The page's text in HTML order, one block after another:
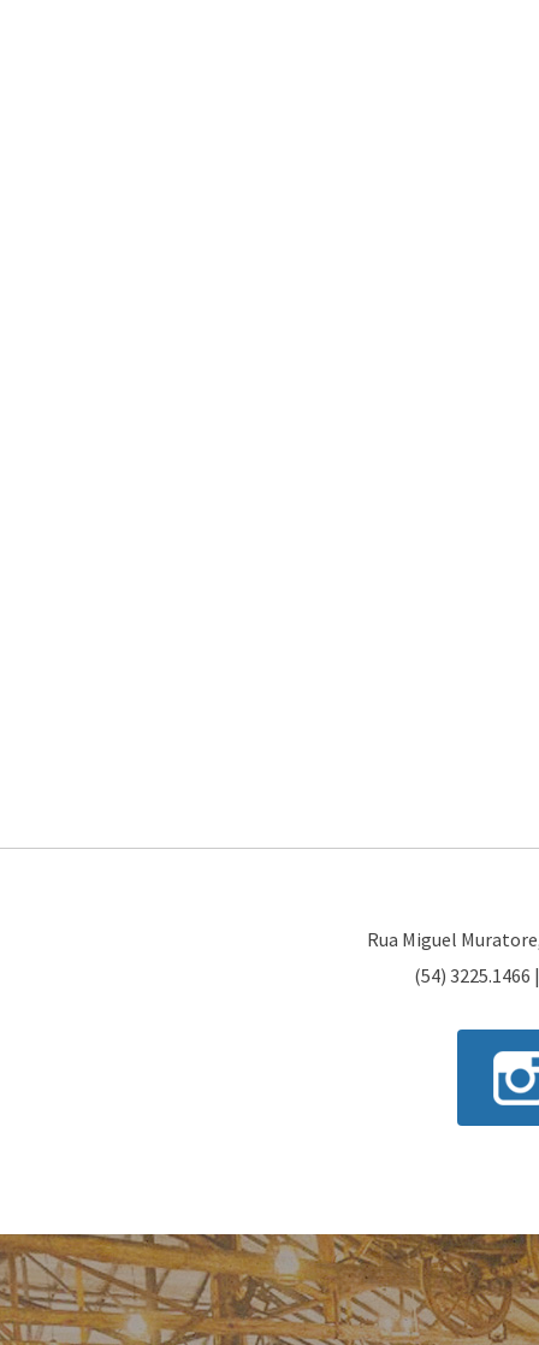
Rua Miguel
(54) 3225.1466